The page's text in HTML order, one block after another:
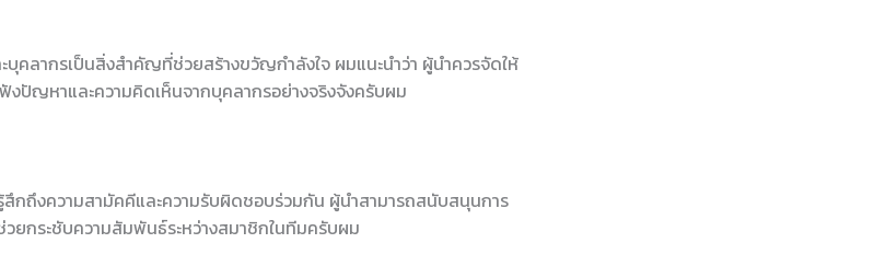
บุคลากรเป็นสิ่งสำคัญที่ช่วยสร้างขวัญกำลังใจ ผมแนะนำว่า ผู้นำควรจัดให้
งปัญหาและความคิดเห็นจากบุคลากรอย่างจริงจังครับผม
สึกถึงความสามัคคีและความรับผิดชอบร่วมกัน ผู้นำสามารถสนับสนุนการ
ยกระชับความสัมพันธ์ระหว่างสมาชิกในทีมครับผม